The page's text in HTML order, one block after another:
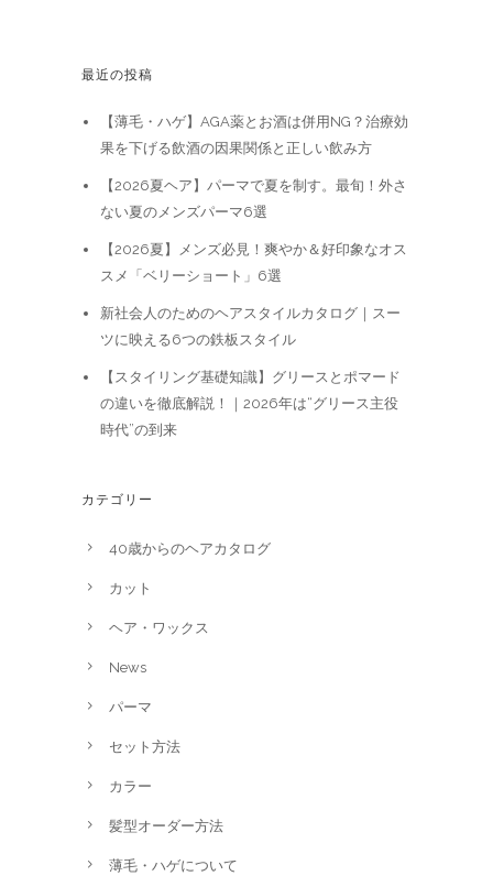
最近の投稿
【薄毛・ハゲ】AGA薬とお酒は併用NG？治療効
果を下げる飲酒の因果関係と正しい飲み方
【2026夏ヘア】パーマで夏を制す。最旬！外さ
ない夏のメンズパーマ6選
【2026夏】メンズ必見！爽やか＆好印象なオス
スメ「ベリーショート」6選
新社会人のためのヘアスタイルカタログ｜スー
ツに映える6つの鉄板スタイル
【スタイリング基礎知識】グリースとポマード
の違いを徹底解説！｜2026年は“グリース主役
時代”の到来
カテゴリー
40歳からのヘアカタログ
カット
ヘア・ワックス
News
パーマ
セット方法
カラー
髪型オーダー方法
薄毛・ハゲについて